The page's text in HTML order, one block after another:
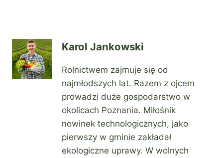
Karol Jankowski
Rolnictwem zajmuje się od
najmłodszych lat. Razem z ojcem
prowadzi duże gospodarstwo w
okolicach Poznania. Miłośnik
nowinek technologicznych, jako
pierwszy w gminie zakładał
ekologiczne uprawy. W wolnych